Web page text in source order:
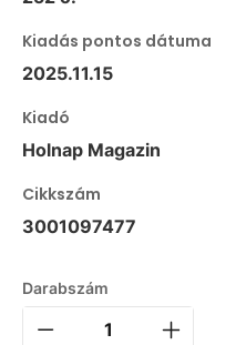
Kiadás pontos dátuma
2025.11.15
Kiadó
Holnap Magazin
Cikkszám
3001097477
Darabszám